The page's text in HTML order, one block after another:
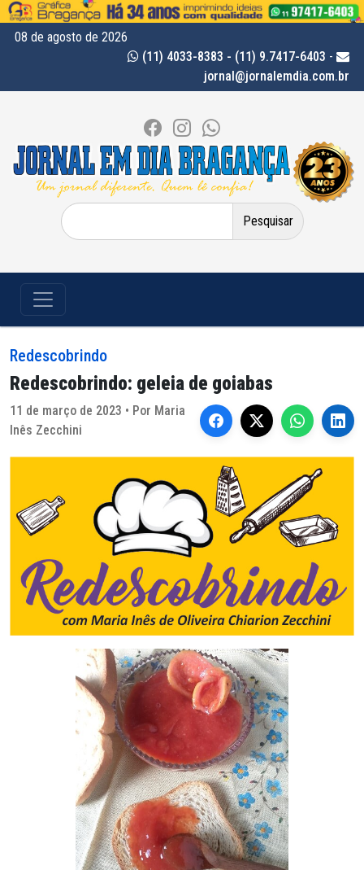
08 de agosto de 2026
(11) 4033-8383 - (11) 9.7417-6403 -
jornal@jornalemdia.com.br
Pesquisar
por:
Redescobrindo
Redescobrindo: geleia de goiabas
11 de março de 2023 • Por Maria
Inês Zecchini